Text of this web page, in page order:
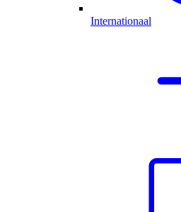
Internationaal